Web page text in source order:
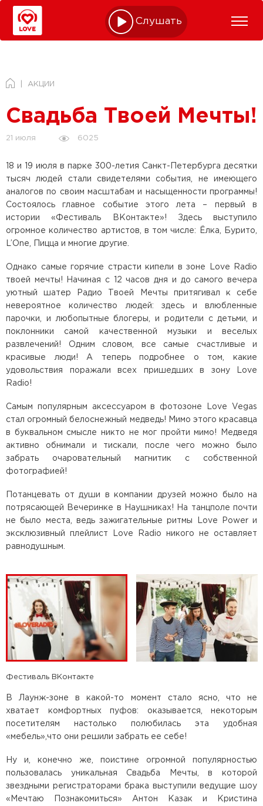
Слушать online
АКЦИИ
Свадьба Твоей Мечты!
21 июля 6025
18 и 19 июля в парке 300-летия Санкт-Петербурга десятки
тысяч людей стали свидетелями события, не имеющего
аналогов по своим масштабам и насыщенности программы!
Состоялось главное событие этого лета – первый в
истории «Фестиваль ВКонтакте»! Здесь выступило
огромное количество артистов, в том числе: Ёлка, Бурито,
L’One, Пицца и многие другие.
Однако самые горячие страсти кипели в зоне Love Radio
твоей мечты! Начиная с 12 часов дня и до самого вечера
уютный шатер Радио Твоей Мечты притягивал к себе
невероятное количество людей: здесь и влюбленные
парочки, и любопытные блогеры, и родители с детьми, и
поклонники самой качественной музыки и веселых
развлечений! Одним словом, все самые счастливые и
красивые люди! А теперь подробнее о том, какие
удовольствия поражали всех пришедших в зону Love
Radio!
Самым популярным аксессуаром в фотозоне Love Vegas
стал огромный белоснежный медведь! Мимо этого красавца
в буквальном смысле никто не мог пройти мимо! Медведя
активно обнимали и тискали, после чего можно было
забрать очаровательный магнитик с собственной
фотографией!
Потанцевать от души в компании друзей можно было на
потрясающей Вечеринке в Наушниках! На танцполе почти
не было места, ведь зажигательные ритмы Love Power и
эксклюзивный плейлист Love Radio никого не оставляет
равнодушным.
Фестиваль ВКонтакте
В Лаунж-зоне в какой-то момент стало ясно, что не
хватает комфортных пуфов: оказывается, некоторым
посетителям настолько полюбилась эта удобная
«мебель»,что они решили забрать ее себе!
Ну и, конечно же, поистине огромной популярностью
пользовалась уникальная Свадьба Мечты, в которой
звездными регистраторами брака выступили ведущие шоу
«Мечтаю Познакомиться» Антон Казак и Кристина